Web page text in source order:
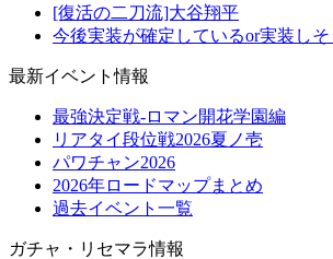
[復活の二刀流]大谷翔平
今後実装が確定しているor実装し
最新イベント情報
最強決定戦-ロマン開花学園編
リアタイ段位戦2026夏ノ壱
パワチャン2026
2026年ロードマップまとめ
過去イベント一覧
ガチャ・リセマラ情報